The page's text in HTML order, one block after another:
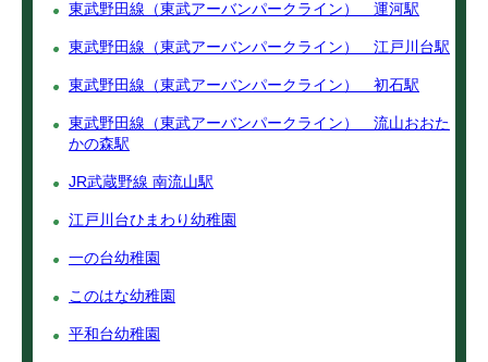
東武野田線（東武アーバンパークライン） 運河駅
東武野田線（東武アーバンパークライン） 江戸川台駅
東武野田線（東武アーバンパークライン） 初石駅
東武野田線（東武アーバンパークライン） 流山おおた
かの森駅
JR武蔵野線 南流山駅
江戸川台ひまわり幼稚園
一の台幼稚園
このはな幼稚園
平和台幼稚園